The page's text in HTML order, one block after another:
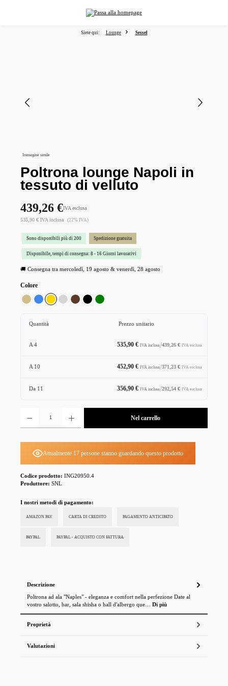
Siete qui: Lounge Sessel
Immagine simile
Poltrona lounge Napoli in
tessuto di velluto
439,26 €IVA esclusa
535,90 € IVA inclusa (22% IVA)
Sono disponibili più di 200 Spedizione gratuita
Disponibile, tempi di consegna: 8 - 16 Giorni lavorativi
🚚 Consegna tra mercoledì, 19 agosto & venerdì, 28 agosto
Seleziona
Colore
BeigeBlu GoldGrigioMarroneNeroVerde
Quantità Prezzo unitario
A 4 535,90 € IVA inclusa/439,26 € IVA esclusa
A 10 452,90 € IVA inclusa/371,23 € IVA esclusa
Da 11 356,90 € IVA inclusa/292,54 € IVA esclusa
Nel carrello
Attualmente 17 persone stanno guardando questo prodotto
Codice prodotto: ING20950.4
Produttore: SNL
I nostri metodi di pagamento:
AMAZON PAY CARTA DI CREDITO PAGAMENTO ANTICIPATO
PAYPAL PAYPAL - ACQUISTO CON FATTURA
Descrizione
Poltrona ad ala "Naples" - eleganza e comfort nella perfezione Date al
vostro salotto, bar, sala shisha o hall d'albergo que… Di più
Proprietà
Valutazioni